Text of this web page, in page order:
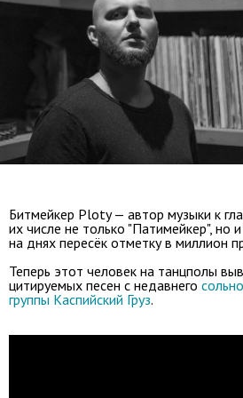
Битмейкер Ploty — автор музыки к
их числе не только "Патимейкер", но и
на днях пересёк отметку в миллион
Теперь этот человек на танцполы
цитируемых песен с недавнего
группы Каспийский Груз.